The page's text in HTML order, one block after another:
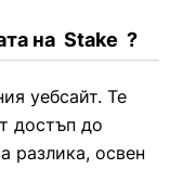
на  Stake  ?
уебсайт. Те
достъп до
разлика, освен